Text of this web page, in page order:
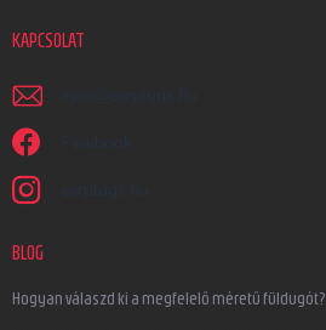
KAPCSOLAT
irjon @ earplugs.hu
Facebook
earplugs.hu
BLOG
Hogyan válaszd ki a megfelelő méretű füldugót?